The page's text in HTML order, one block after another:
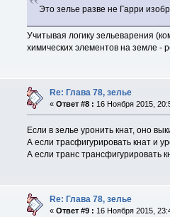
Это зелье разве не Гарри
Учитывая логику зельеварения
химических элементов на земле -
Re: Глава 78, зелье
«Ответ #8 : 16 Ноября 2015,
Если в зелье уронить кнат, оно
А если трасфигурировать кнат и
А если транс трансфигурировать
Re: Глава 78, зелье
«Ответ #9 : 16 Ноября 2015,